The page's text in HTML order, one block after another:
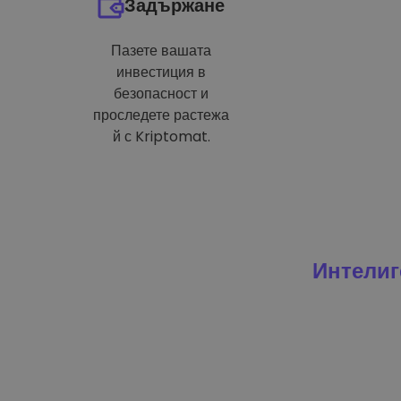
Задържане
Пазете вашата
инвестиция в
безопасност и
проследете растежа
й с Kriptomat.